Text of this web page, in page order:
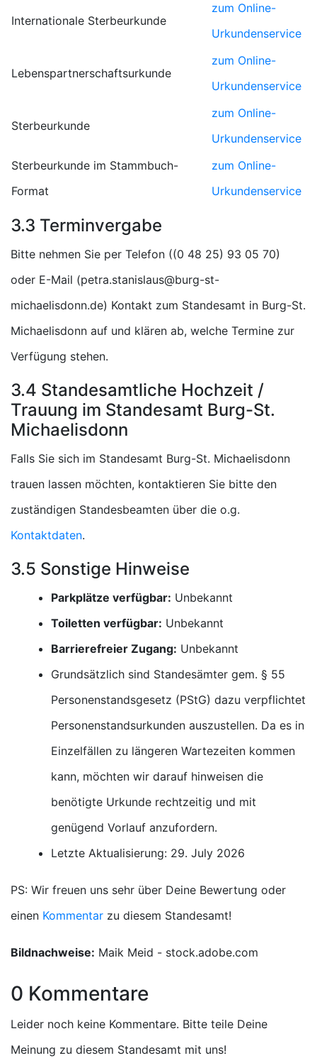
Internationale Sterbeurkunde
zum Online-
Urkundenservice
Lebenspartnerschaftsurkunde
zum Online-
Urkundenservice
Sterbeurkunde
zum Online-
Urkundenservice
Sterbeurkunde im Stammbuch-
Format
zum Online-
Urkundenservice
3.3 Terminvergabe
Bitte nehmen Sie per Telefon (
)
oder E-Mail (
) Kontakt zum Standesamt in Burg-St.
Michaelisdonn auf und klären ab, welche Termine zur
Verfügung stehen.
3.4 Standesamtliche Hochzeit /
Trauung im Standesamt Burg-St.
Michaelisdonn
Falls Sie sich im Standesamt Burg-St. Michaelisdonn
trauen lassen möchten, kontaktieren Sie bitte den
zuständigen Standesbeamten über die o.g.
Kontaktdaten.
3.5 Sonstige Hinweise
Parkplätze verfügbar: Unbekannt
Toiletten verfügbar: Unbekannt
Barrierefreier Zugang: Unbekannt
Grundsätzlich sind Standesämter gem. § 55
Personenstandsgesetz (PStG) dazu verpflichtet
Personenstandsurkunden auszustellen. Da es in
Einzelfällen zu längeren Wartezeiten kommen
kann, möchten wir darauf hinweisen die
benötigte Urkunde rechtzeitig und mit
genügend Vorlauf anzufordern.
Letzte Aktualisierung: 29. July 2026
PS: Wir freuen uns sehr über Deine Bewertung oder
einen Kommentar zu diesem Standesamt!
Bildnachweise: Maik Meid - stock.adobe.com
0 Kommentare
Leider noch keine Kommentare. Bitte teile Deine
Meinung zu diesem Standesamt mit uns!